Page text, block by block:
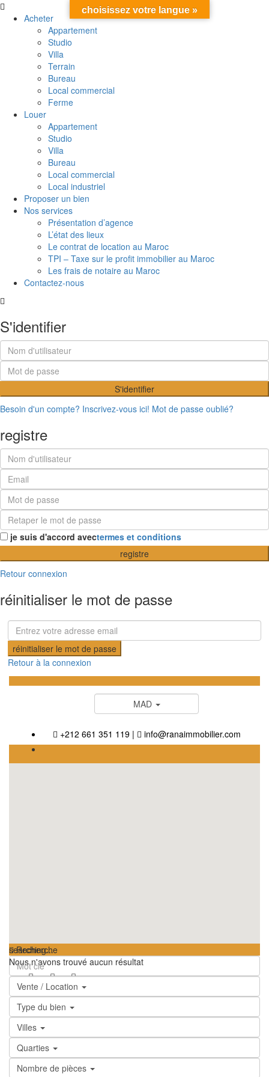
Acheter
Appartement
Studio
Villa
Terrain
Bureau
Local commercial
Ferme
Louer
Appartement
Studio
Villa
Bureau
Local commercial
Local industriel
Proposer un bien
Nos services
Présentation d’agence
L’état des lieux
Le contrat de location au Maroc
TPI – Taxe sur le profit immobilier au Maroc
Les frais de notaire au Maroc
Contactez-nous
S'identifier
S'identifier
Besoin d'un compte? Inscrivez-vous ici! Mot de passe oublié?
registre
je suis d'accord avectermes et conditions
registre
Retour connexion
réinitialiser le mot de passe
réinitialiser le mot de passe
Retour à la connexion
MAD
+212 661 351 119| info@ranaimmobilier.com
searching...
Nous n'avons trouvé aucun résultat
Recherche
Vente / Location
Type du bien
Villes
Quarties
Nombre de pièces
choisissez votre langue »